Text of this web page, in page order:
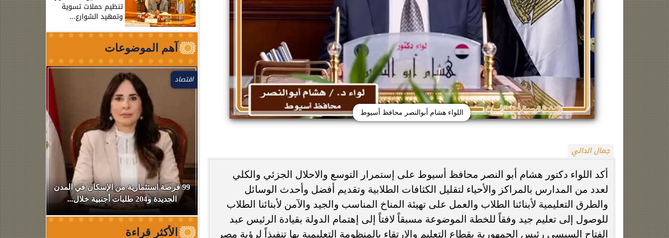
اللواء هشام أبوالنصر محافظ أسيوط
جمال الدالي
أكد اللواء دكتور هشام أبو النصر محافظ أسيوط على إستمرار التوسع والاحلال الجزئي والكلي
لعدد من المدارس بالمراكز والأحياء لتقليل الكثافات الطلابية وتقديم أفضل وأحدث الوسائل
والطرق التعليمية لأبنائنا الطلاب والعمل على تهيئة المناخ المناسب والجيد والآمن لأبنائنا الطلاب
للوصول إلى تعليم جيد وفقاً للخطة الموضوعة مسبقاً لافتاً إلى إهتمام الدولة بقيادة الرئيس عبد
الفتاح السيسي رئيس الجمهورية بقطاع التعليم والارتقاء بالمنظومة التعليمية بها تنفيذاً لرؤية مصر
تنظيم حملات تسوية
وتمهيد الشوارع...
آهم الموضوعات
وفاة خورخي ميسي والد نجم الأرجنتين بعد
صراع طويل مع المرض
حوادث اليوم.. إصابة 6 أشخاص في انقلاب
ميكروباص بالسلام ومصرع طالبين بالشرقية
استهداف سفينة تابعة لأدنوك بصاروخ أثناء
عبورها مضيق هرمز دون إصابات
اقتصاد
99 فرصة استثمارية من الإسكان في المدن
الجديدة و204 طلبات أجنبية خلال...
فيلم
السينمات
الأكثر قراءة